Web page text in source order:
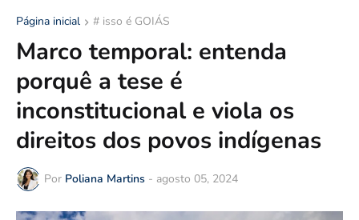
Página inicial # isso é GOIÁS
Marco temporal: entenda
porquê a tese é
inconstitucional e viola os
direitos dos povos indígenas
Por Poliana Martins - agosto 05, 2024